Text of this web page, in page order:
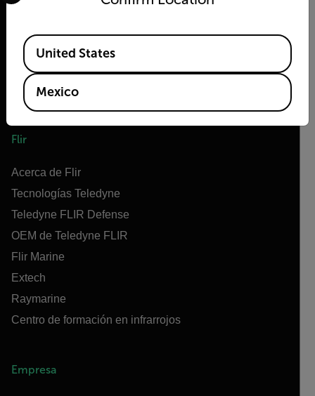
Flir
Acerca de Flir
Tecnologías Teledyne
Teledyne FLIR Defense
OEM de Teledyne FLIR
Flir Marine
Extech
Raymarine
Centro de formación en infrarrojos
Empresa
Available Locations
United States
Mexico